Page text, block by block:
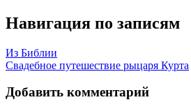
Навигация по записям
Из Библии
Свадебное путешествие рыцаря Курта
Добавить комментарий